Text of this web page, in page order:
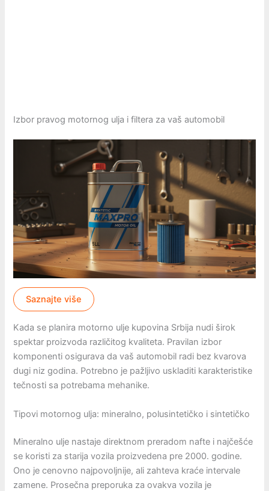
Izbor pravog motornog ulja i filtera za vaš automobil
Saznajte više
Kada se planira motorno ulje kupovina Srbija nudi širok
spektar proizvoda različitog kvaliteta. Pravilan izbor
komponenti osigurava da vaš automobil radi bez kvarova
dugi niz godina. Potrebno je pažljivo uskladiti karakteristike
tečnosti sa potrebama mehanike.
Tipovi motornog ulja: mineralno, polusintetičko i sintetičko
Mineralno ulje nastaje direktnom preradom nafte i najčešće
se koristi za starija vozila proizvedena pre 2000. godine.
Ono je cenovno najpovoljnije, ali zahteva kraće intervale
zamene. Prosečna preporuka za ovakva vozila je